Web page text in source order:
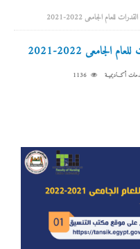
الجامعى 2022-2021
2022-2021
أكـاديميــة